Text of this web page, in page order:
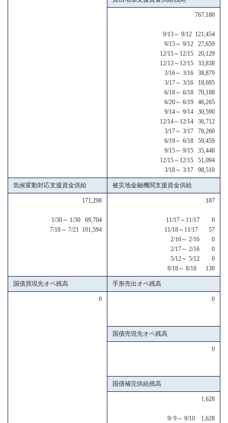
767,180
9/13～ 9/12 121,454
9/15～ 9/12 27,659
12/15～12/15 20,129
12/13～12/15 33,838
3/16～ 3/16 38,879
3/17～ 3/16 18,695
6/18～ 6/18 70,188
6/20～ 6/19 46,265
9/14～ 9/14 30,590
12/14～12/14 36,712
3/17～ 3/17 78,260
6/19～ 6/18 59,459
9/15～ 9/15 35,448
12/15～12/15 51,094
3/18～ 3/17 98,510
気候変動対応支援資金供給 被災地金融機関支援資金供給
171,298
1/30～ 1/30 69,704
7/18～ 7/21 101,594
187
11/17～11/17 0
11/18～11/17 57
2/16～ 2/16 0
2/17～ 2/16 0
5/12～ 5/12 0
8/18～ 8/18 130
国債買現先オペ残高 手形売出オペ残高
0 0
国債売現先オペ残高
0
国債補完供給残高
1,628
9/ 9～ 9/10 1,628